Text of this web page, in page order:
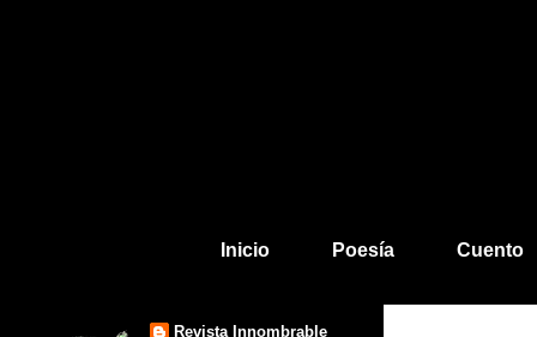
Inicio Poesía Cuento
Revista Innombrable